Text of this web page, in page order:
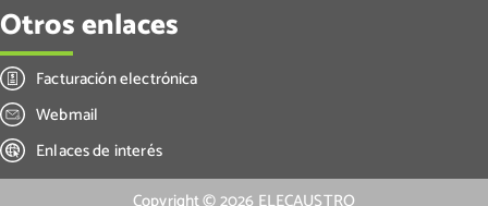
Otros enlaces
Facturación electrónica
Webmail
Enlaces de interés